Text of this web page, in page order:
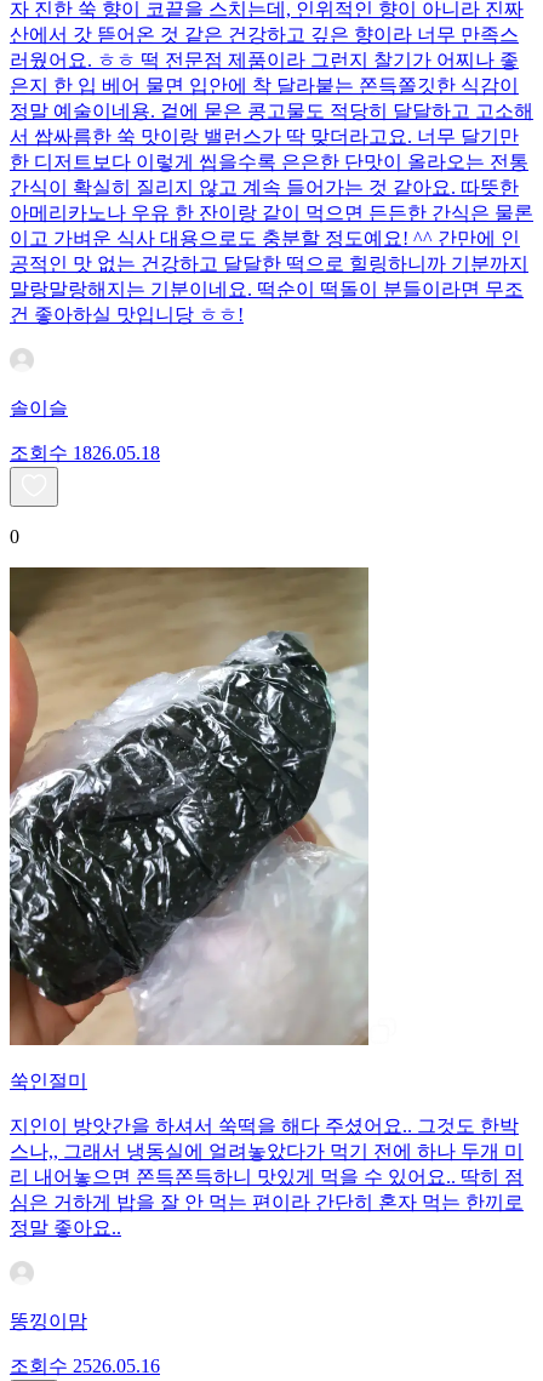
자 진한 쑥 향이 코끝을 스치는데, 인위적인 향이 아니라 진짜
산에서 갓 뜯어온 것 같은 건강하고 깊은 향이라 너무 만족스
러웠어요. ㅎㅎ 떡 전문점 제품이라 그런지 찰기가 어찌나 좋
은지 한 입 베어 물면 입안에 착 달라붙는 쫀득쫄깃한 식감이
정말 예술이네용. 겉에 묻은 콩고물도 적당히 달달하고 고소해
서 쌉싸름한 쑥 맛이랑 밸런스가 딱 맞더라고요. 너무 달기만
한 디저트보다 이렇게 씹을수록 은은한 단맛이 올라오는 전통
간식이 확실히 질리지 않고 계속 들어가는 것 같아요. 따뜻한
아메리카노나 우유 한 잔이랑 같이 먹으면 든든한 간식은 물론
이고 가벼운 식사 대용으로도 충분할 정도예요! ^^ 간만에 인
공적인 맛 없는 건강하고 달달한 떡으로 힐링하니까 기분까지
말랑말랑해지는 기분이네요. 떡순이 떡돌이 분들이라면 무조
건 좋아하실 맛입니당 ㅎㅎ!
솔이슬
조회수 1826.05.18
0
쑥인절미
지인이 방앗간을 하셔서 쑥떡을 해다 주셨어요.. 그것도 한박
스나,, 그래서 냉동실에 얼려놓았다가 먹기 전에 하나 두개 미
리 내어놓으면 쫀득쫀득하니 맛있게 먹을 수 있어요.. 딱히 점
심은 거하게 밥을 잘 안 먹는 편이라 간단히 혼자 먹는 한끼로
정말 좋아요..
똥낑이맘
조회수 2526.05.16